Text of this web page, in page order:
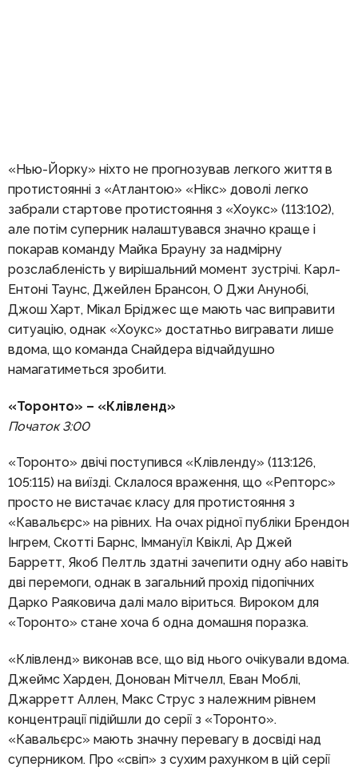
«Нью-Йорку» ніхто не прогнозував легкого життя в
протистоянні з «Атлантою» «Нікс» доволі легко
забрали стартове протистояння з «Хоукс» (113:102),
але потім суперник налаштувався значно краще і
покарав команду Майка Брауну за надмірну
розслабленість у вирішальний момент зустрічі. Карл-
Ентоні Таунс, Джейлен Брансон, О Джи Анунобі,
Джош Харт, Мікал Бріджес ще мають час виправити
ситуацію, однак «Хоукс» достатньо вигравати лише
вдома, що команда Снайдера відчайдушно
намагатиметься зробити.
«Торонто» – «Клівленд»
Початок 3:00
«Торонто» двічі поступився «Клівленду» (113:126,
105:115) на виїзді. Склалося враження, що «Репторс»
просто не вистачає класу для протистояння з
«Кавальєрс» на рівних. На очах рідної публіки Брендон
Інгрем, Скотті Барнс, Іммануїл Квіклі, Ар Джей
Барретт, Якоб Пелтль здатні зачепити одну або навіть
дві перемоги, однак в загальний прохід підопічних
Дарко Раяковича далі мало віриться. Вироком для
«Торонто» стане хоча б одна домашня поразка.
«Клівленд» виконав все, що від нього очікували вдома.
Джеймс Харден, Донован Мітчелл, Еван Моблі,
Джарретт Аллен, Макс Струс з належним рівнем
концентрації підійшли до серії з «Торонто».
«Кавальєрс» мають значну перевагу в досвіді над
суперником. Про «свіп» з сухим рахунком в цій серії